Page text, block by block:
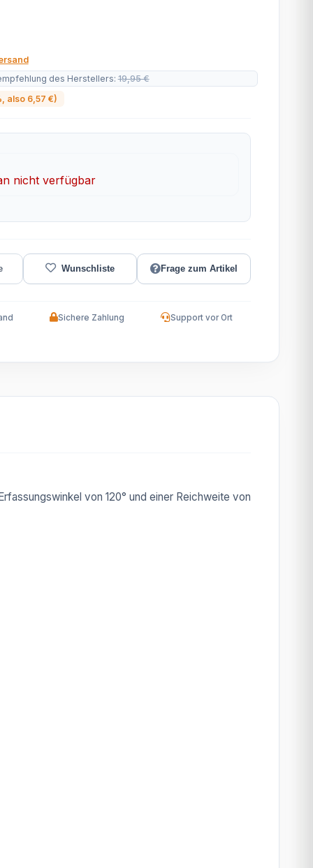
des Herstellers:19,95 €
, also 6,57 €)
nicht verfügbar
Frage zum Artikel
Sichere Zahlung Support vor Ort
von 120° und einer Reichweite von